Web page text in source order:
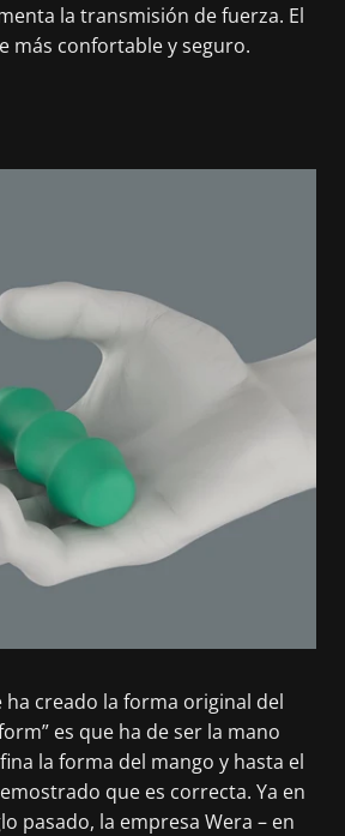
la transmisión de fuerza. El
más confortable y seguro.
ha creado la forma original del
es que ha de ser la mano
la forma del mango y hasta el
que es correcta. Ya en
pasado, la empresa Wera – en